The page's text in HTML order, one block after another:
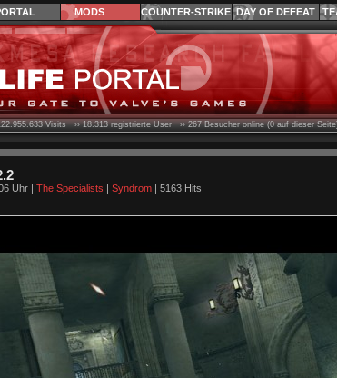
MODS COUNTER-STRIKE DAY OF DEFEAT
Visits ››18.313registrierte User ››267Besucher online (0 auf dieser
Uhr | The Specialists | Syndrom| 5163 Hits